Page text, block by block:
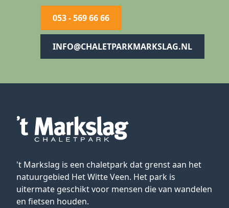
053 - 569 66 66
INFO@CHALETPARKMARKSLAG.NL
't Markslag is een chaletpark dat grenst aan het
natuurgebied Het Witte Veen. Het park is
uitermate geschikt voor mensen die van wandelen
en fietsen houden.